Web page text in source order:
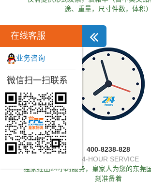
途、重量，尺寸件数，体积）
400-8238-828
24-HOUR SERVICE
独家推出24小时服务，皇家人为您的东莞
刻准备着
在线客服
业务咨询
微信扫一扫联系